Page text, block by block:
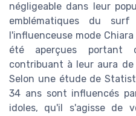
négligeable dans leur
emblématiques du
l'influenceuse mode
été aperçues portant
contribuant à leur aura
Selon une étude de
34 ans sont influencés
idoles, qu'il s'agisse de